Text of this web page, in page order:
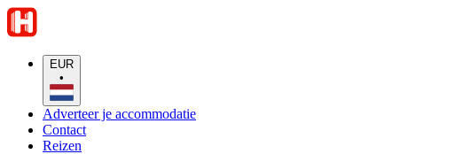
EUR
•
Adverteer je accommodatie
Contact
Reizen